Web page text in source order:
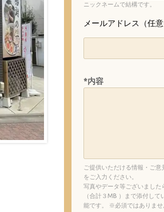
ニックネームで結構です。
メールアドレス（任意
*内容
ご提供いただける情報・ご意
をご入力ください。
写真やデータ等ございました
（合計３MB ）まで添付して
能です。 ※必須ではありませ